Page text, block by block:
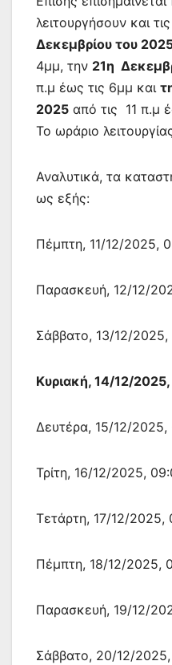
λειτουργήσουν και
Δεκεμβρίου του
4μμ, την 21η
π.μ έως τις 6μμ και
2025 από τις 11 π.μ
Το ωράριο
Αναλυτικά, τα
ως εξής:
Πέμπτη, 11/12/2025,
Παρασκευή, 12/12/
Σάββατο, 13/12/
Κυριακή, 14/12/
Δευτέρα, 15/12/
Τρίτη, 16/12/2025,
Τετάρτη, 17/12/2025,
Πέμπτη, 18/12/2025,
Παρασκευή, 19/12/
Σάββατο, 20/12/